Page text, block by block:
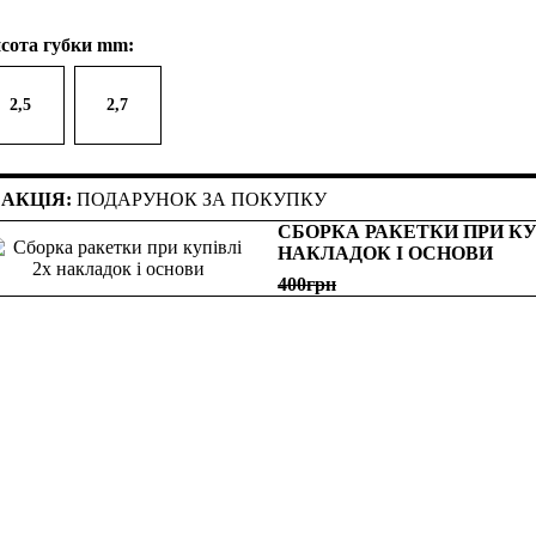
губки mm:
2,5 2,7
АКЦІЯ: ПОДАРУНОК ЗА ПОКУПКУ
СБОРКА РАКЕТКИ ПРИ
НАКЛАДОК І ОСНОВИ
400